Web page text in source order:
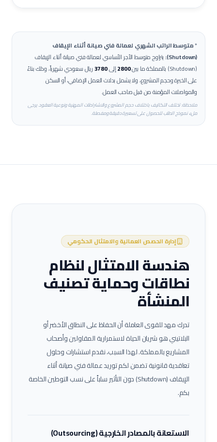
*متوسط الراتب الشهري لعمالةفني صيانة أثناء الإيقاف
(Shutdown)
:يتراوح متوسط الأجر الأساسي لعمالةفني صيانة أثناء الإيقاف
(Shutdown)
بالمملكة ما بين2800إلى3780ريال سعودي شهرياً، وذلك بناءً
على الخبرة وحجم المشروع، ولا يشمل بدلات العمل الإضافي، أو السكن
والمواصلات المؤمنة من قبل صاحب العمل.
ملاحظة: تختلف التكاليف باختلاف حجم المشروع والاشتراطات المهنية ونوعية العقود. يرجى
ملء نموذج الطلب للحصول على تسعيرة دقيقة ومفصلة.
إدارة الحصص العمالية والامتثال الحكومي
هندسة الامتثال لنظام
نطاقات وحماية تصنيف
المنشأة
تدرك مهد للقوى العاملة أن الحفاظ على النطاق الأخضر أو
البلاتيني هو شريان الحياة لاستمرارية المقاولين وأصحاب
المشاريع بالمملكة. لهذا السبب، نقدم استشارات وحلول
تعاقدية قانونية تضمن لكم توريد عمالةفني صيانة أثناء
الإيقاف (Shutdown)
دون التأثير سلباً على نسب التوطين الخاصة
بكم.
الاستعانة بالمصادر الخارجية (Outsourcing)